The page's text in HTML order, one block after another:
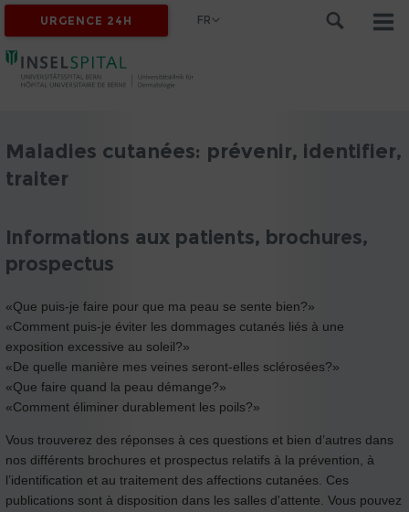
URGENCE 24H FR
Maladies cutanées: prévenir, identifier,
traiter
Informations aux patients, brochures,
prospectus
«Que puis-je faire pour que ma peau se sente bien?»
«Comment puis-je éviter les dommages cutanés liés à une
exposition excessive au soleil?»
«De quelle manière mes veines seront-elles sclérosées?»
«Que faire quand la peau démange?»
«Comment éliminer durablement les poils?»
Vous trouverez des réponses à ces questions et bien d’autres dans
nos différents brochures et prospectus relatifs à la prévention, à
l’identification et au traitement des affections cutanées. Ces
publications sont à disposition dans les salles d'attente. Vous pouvez